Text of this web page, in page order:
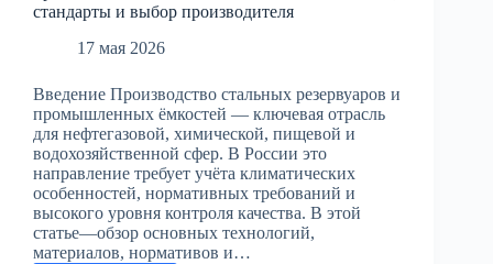
стандарты и выбор производителя
17 мая 2026
Введение Производство стальных резервуаров и
промышленных ёмкостей — ключевая отрасль
для нефтегазовой, химической, пищевой и
водохозяйственной сфер. В России это
направление требует учёта климатических
особенностей, нормативных требований и
высокого уровня контроля качества. В этой
статье—обзор основных технологий,
материалов, нормативов и…